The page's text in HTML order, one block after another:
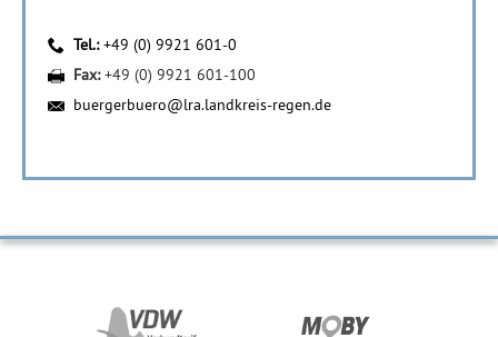
Tel.:+49 (0) 9921 601-0
Fax:+49 (0) 9921 601-100
buergerbuero@lra.landkreis-regen.de